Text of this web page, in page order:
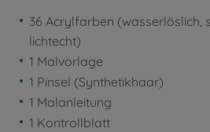
36 Acrylfarben (wasserlöslich,
lichtecht)
1 Malvorlage
1 Pinsel (Synthetikhaar)
1 Malanleitung
1 Kontrollblatt